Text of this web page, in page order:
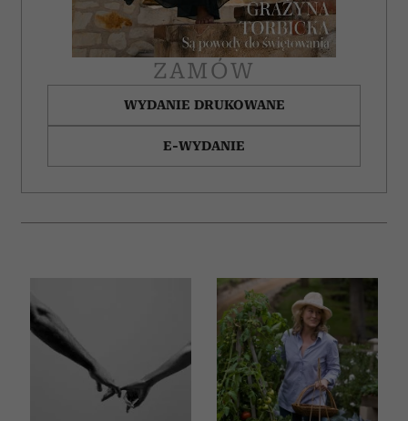
ZAMÓW
WYDANIE DRUKOWANE
E-WYDANIE